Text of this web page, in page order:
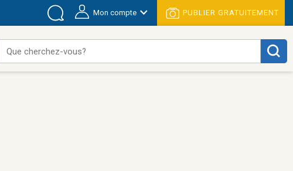
Mon compte PUBLIER GRATUITEMENT
Que cherchez-vous?